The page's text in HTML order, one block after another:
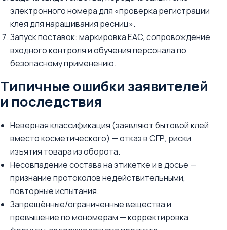
электронного номера для «проверка регистрации
клея для наращивания ресниц».
Запуск поставок: маркировка EAC, сопровождение
входного контроля и обучения персонала по
безопасному применению.
Типичные ошибки заявителей
и последствия
Неверная классификация (заявляют бытовой клей
вместо косметического) — отказ в СГР, риски
изъятия товара из оборота.
Несовпадение состава на этикетке и в досье —
признание протоколов недействительными,
повторные испытания.
Запрещённые/ограниченные вещества и
превышение по мономерам — корректировка